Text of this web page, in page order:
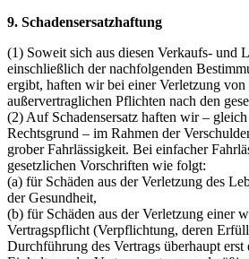
9. Schadensersatzhaftung
(1) Soweit sich aus diesen Verkaufs- und
einschließlich der nachfolgenden
ergibt, haften wir bei einer Verletzung
außervertraglichen Pflichten nach den
(2) Auf Schadensersatz haften wir –
Rechtsgrund – im Rahmen der
grober Fahrlässigkeit. Bei einfacher
gesetzlichen Vorschriften wie folgt:
(a) für Schäden aus der Verletzung des
der Gesundheit,
(b) für Schäden aus der Verletzung einer
Vertragspflicht (Verpflichtung, deren
Durchführung des Vertrags überhaupt